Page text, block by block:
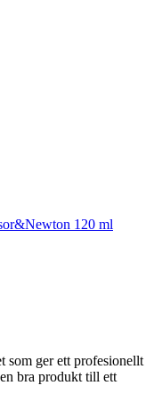
120 ml
som ger ett profesionellt
bra produkt till ett